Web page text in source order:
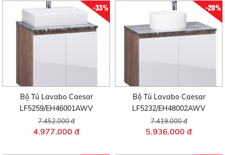
-33%
Bộ Tủ Lavabo Caesar
LF5259/EH46001AWV
7.452.000 đ
4.977.000 đ
-20%
Bộ Tủ Lavabo Caesar
LF5232/EH48002AWV
7.419.000 đ
5.936.000 đ